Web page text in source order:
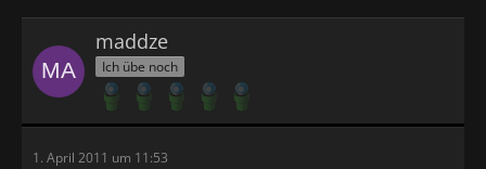
maddze
Ich übe noch
1. April 2011 um 11:53